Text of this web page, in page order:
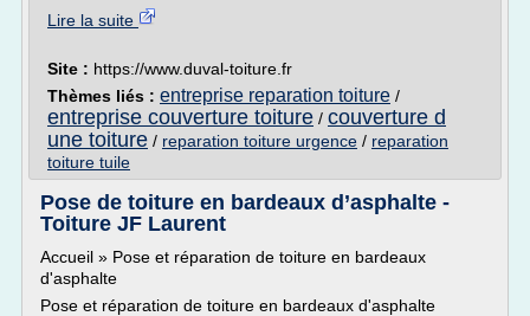
Lire la suite
Site : https://www.duval-toiture.fr
Thèmes liés : entreprise reparation toiture /
entreprise couverture toiture / couverture d
une toiture / reparation toiture urgence / reparation
toiture tuile
Pose de toiture en bardeaux d’asphalte -
Toiture JF Laurent
Accueil » Pose et réparation de toiture en bardeaux
d'asphalte
Pose et réparation de toiture en bardeaux d'asphalte